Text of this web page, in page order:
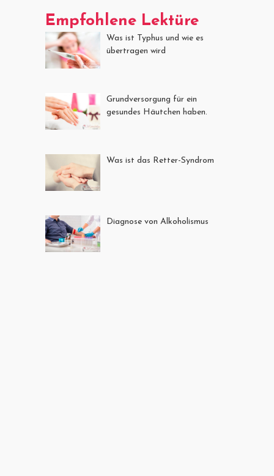
Empfohlene Lektüre
Was ist Typhus und wie es
übertragen wird
Grundversorgung für ein
gesundes Häutchen haben.
Was ist das Retter-Syndrom
Diagnose von Alkoholismus